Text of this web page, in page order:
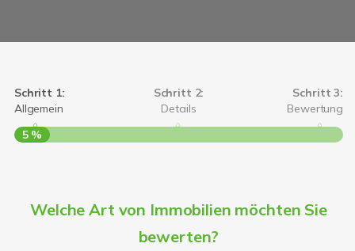
Schritt 1:
Allgemein
Schritt 2:
Details
Schritt 3:
Bewertung
5 %
Welche Art von Immobilien möchten Sie
bewerten?